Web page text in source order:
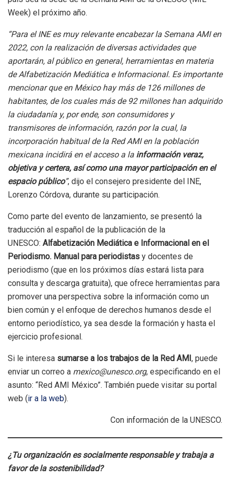
Week) el próximo año.
“Para el INE es muy relevante encabezar la Semana AMI en
2022, con la realización de diversas actividades que
aportarán, al público en general, herramientas en materia
de Alfabetización Mediática e Informacional. Es importante
mencionar que en México hay más de 126 millones de
habitantes, de los cuales más de 92 millones han adquirido
la ciudadanía y, por ende, son consumidores y
transmisores de información, razón por la cual, la
incorporación habitual de la Red AMI en la población
mexicana incidirá en el acceso a la información veraz,
objetiva y certera, así como una mayor participación en el
espacio público”, dijo el consejero presidente del INE,
Lorenzo Córdova, durante su participación.
Como parte del evento de lanzamiento, se presentó la
traducción al español de la publicación de la
UNESCO: Alfabetización Mediática e Informacional en el
Periodismo. Manual para periodistas y docentes de
periodismo (que en los próximos días estará lista para
consulta y descarga gratuita), que ofrece herramientas para
promover una perspectiva sobre la información como un
bien común y el enfoque de derechos humanos desde el
entorno periodístico, ya sea desde la formación y hasta el
ejercicio profesional.
Si le interesa sumarse a los trabajos de la Red AMI , puede
enviar un correo a mexico@unesco.org, especificando en el
asunto: “Red AMI México”. También puede visitar su portal
web (ir a la web).
Con información de la UNESCO.
¿Tu organización es socialmente responsable y trabaja a
favor de la sostenibilidad?